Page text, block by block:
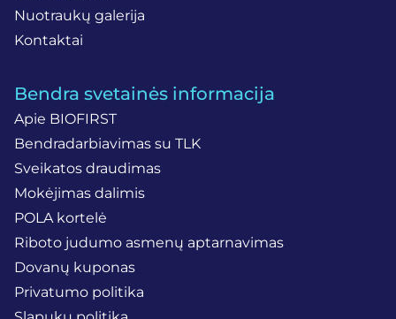
Nuotraukų galerija
Kontaktai
Bendra svetainės informacija
Apie BIOFIRST
Bendradarbiavimas su TLK
Sveikatos draudimas
Mokėjimas dalimis
POLA kortelė
Riboto judumo asmenų aptarnavimas
Dovanų kuponas
Privatumo politika